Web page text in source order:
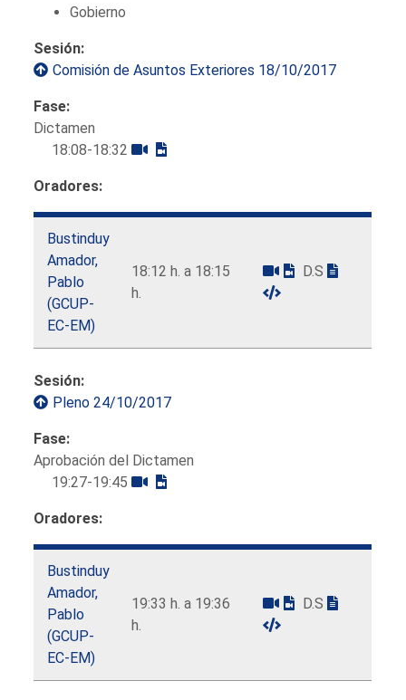
Gobierno
Sesión:
Comisión de Asuntos Exteriores 18/10/2017
Fase:
Dictamen
18:08-18:32
Oradores:
Bustinduy
Amador,
Pablo
(GCUP-
EC-EM)
18:12 h. a 18:15
h.
D.S
Sesión:
Pleno 24/10/2017
Fase:
Aprobación del Dictamen
19:27-19:45
Oradores:
Bustinduy
Amador,
Pablo
(GCUP-
EC-EM)
19:33 h. a 19:36
h.
D.S